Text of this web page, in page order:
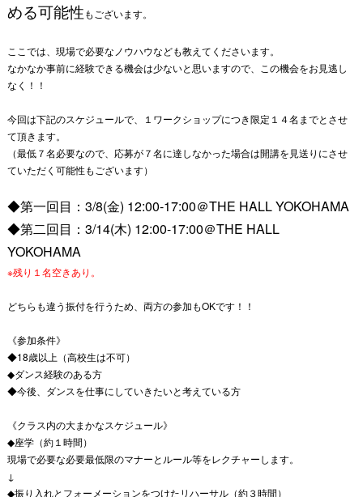
める可能性もございます。
ここでは、現場で必要なノウハウなども教えてくださいます。
なかなか事前に経験できる機会は少ないと思いますので、この機会をお見逃し
なく！！
今回は下記のスケジュールで、１ワークショップにつき限定１４名までとさせ
て頂きます。
（最低７名必要なので、応募が７名に達しなかった場合は開講を見送りにさせ
ていただく可能性もございます）
◆第一回目：3/8(金) 12:00-17:00＠THE HALL YOKOHAMA
◆第二回目：3/14(木) 12:00-17:00＠THE HALL
YOKOHAMA
※残り１名空きあり。
どちらも違う振付を行うため、両方の参加もOKです！！
《参加条件》
◆18歳以上（高校生は不可）
◆ダンス経験のある方
◆今後、ダンスを仕事にしていきたいと考えている方
《クラス内の大まかなスケジュール》
◆座学（約１時間）
現場で必要な必要最低限のマナーとルール等をレクチャーします。
↓
◆振り入れとフォーメーションをつけたリハーサル（約３時間）